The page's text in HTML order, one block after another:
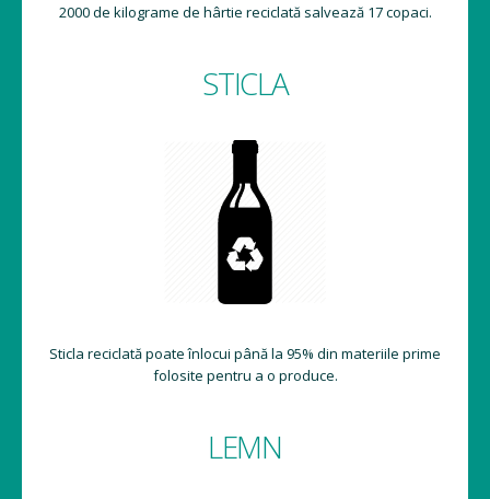
2000 de kilograme de hârtie reciclată salvează 17 copaci.
STICLA
Sticla reciclată poate înlocui până la 95% din materiile prime
folosite pentru a o produce.
LEMN